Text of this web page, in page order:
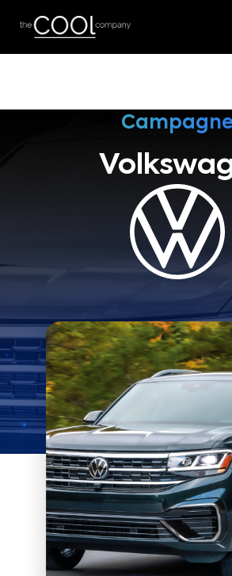
Campagne